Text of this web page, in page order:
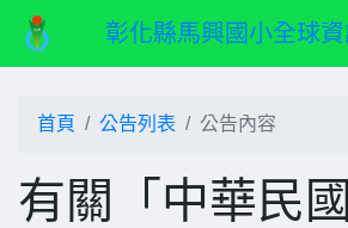
彰化縣馬興國小全球資
首頁 公告列表 公告內容
有關「中華民